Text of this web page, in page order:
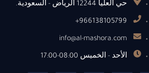
حي العليا 12244 الرياض - السعودية.
966138105799+
info@al-mashora.com
الأحد - الخميس 08:00-17:00